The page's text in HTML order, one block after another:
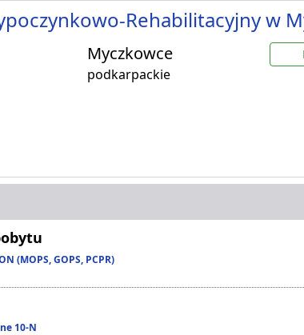
Rehabilitacyjny w
Myczkowce
podkarpackie
(MOPS, GOPS, PCPR)
10-N